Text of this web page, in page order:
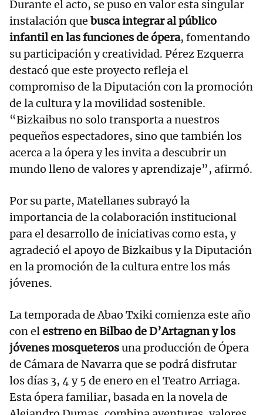
Durante el acto, se puso en valor esta singular
instalación que busca integrar al público
infantil en las funciones de ópera, fomentando
su participación y creatividad. Pérez Ezquerra
destacó que este proyecto refleja el
compromiso de la Diputación con la promoción
de la cultura y la movilidad sostenible.
“Bizkaibus no solo transporta a nuestros
pequeños espectadores, sino que también los
acerca a la ópera y les invita a descubrir un
mundo lleno de valores y aprendizaje”, afirmó.
Por su parte, Matellanes subrayó la
importancia de la colaboración institucional
para el desarrollo de iniciativas como esta, y
agradeció el apoyo de Bizkaibus y la Diputación
en la promoción de la cultura entre los más
jóvenes.
La temporada de Abao Txiki comienza este año
con elestreno en Bilbao de D’Artagnan y los
jóvenes mosqueterosuna producción de Ópera
de Cámara de Navarra que se podrá disfrutar
los días 3, 4 y 5 de enero en el Teatro Arriaga.
Esta ópera familiar, basada en la novela de